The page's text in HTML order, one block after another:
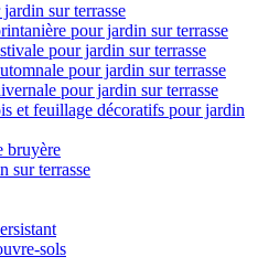
sur terrasse
pour jardin sur terrasse
pour jardin sur terrasse
pour jardin sur terrasse
pour jardin sur terrasse
et feuillage décoratifs pour jardin
bruyère
sur terrasse
sols